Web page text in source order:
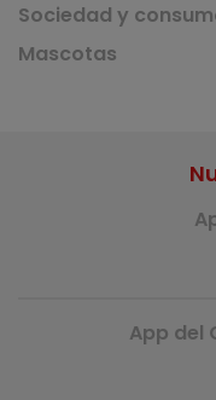
Sociedad y
Mascotas
App del